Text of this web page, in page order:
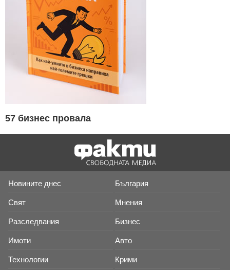
57 бизнес провала
Новините днес България
Свят Мнения
Разследвания Бизнес
Имоти Авто
Технологии Крими